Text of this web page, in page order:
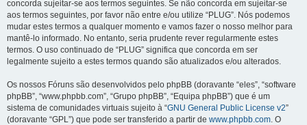
concorda sujeitar-se aos termos seguintes. Se não concorda em sujeitar-se
aos termos seguintes, por favor não entre e/ou utilize “PLUG”. Nós podemos
mudar estes termos a qualquer momento e vamos fazer o nosso melhor para
mantê-lo informado. No entanto, seria prudente rever regularmente estes
termos. O uso continuado de “PLUG” significa que concorda em ser
legalmente sujeito a estes termos quando são atualizados e/ou alterados.
Os nossos Fóruns são desenvolvidos pelo phpBB (doravante “eles”, “software
phpBB”, “www.phpbb.com”, “Grupo phpBB”, “Equipa phpBB”) que é um
sistema de comunidades virtuais sujeito à “GNU General Public License v2”
(doravante “GPL”) que pode ser transferido a partir de www.phpbb.com. O